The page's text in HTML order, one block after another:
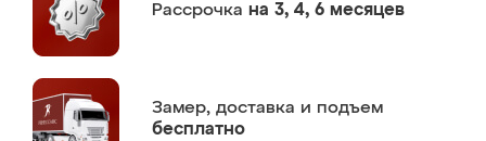
Рассрочка на 3, 4, 6 месяцев
Замер, доставка и подъем
бесплатно